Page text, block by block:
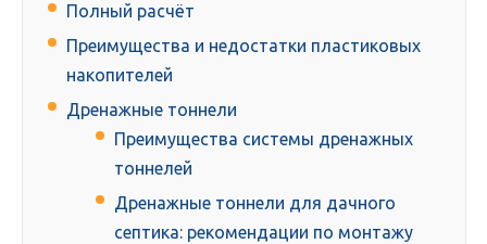
Полный расчёт
Преимущества и недостатки пластиковых
накопителей
Дренажные тоннели
Преимущества системы дренажных
тоннелей
Дренажные тоннели для дачного
септика: рекомендации по монтажу